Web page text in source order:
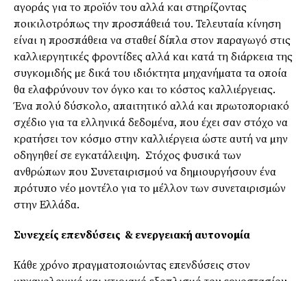
αγοράς για το προϊόν του αλλά και στηρίζοντας
ποικιλοτρόπως την προσπάθειά του. Τελευταία κίνηση
είναι η προσπάθεια να σταθεί δίπλα στον παραγωγό στις
καλλιεργητικές φροντίδες αλλά και κατά τη διάρκεια της
συγκοµιδής µε δικά του ιδιόκτητα µηχανήµατα τα οποία
θα ελαφρύνουν τον όγκο και το κόστος καλλιέργειας.
Ένα πολύ δύσκολο, απαιτητικό αλλά και πρωτοποριακό
σχέδιο για τα ελληνικά δεδοµένα, που έχει σαν στόχο να
κρατήσει τον κόσµο στην καλλιέργεια ώστε αυτή να µην
οδηγηθεί σε εγκατάλειψη. Στόχος φυσικά των
ανθρώπων που Συνεταιρισµού να δηµιουργήσουν ένα
πρότυπο νέο µοντέλο για το µέλλον των συνεταιρισµών
στην Ελλάδα.
Συνεχείς επενδύσεις & ενεργειακή αυτονοµία
Κάθε χρόνο πραγµατοποιώντας επενδύσεις στον